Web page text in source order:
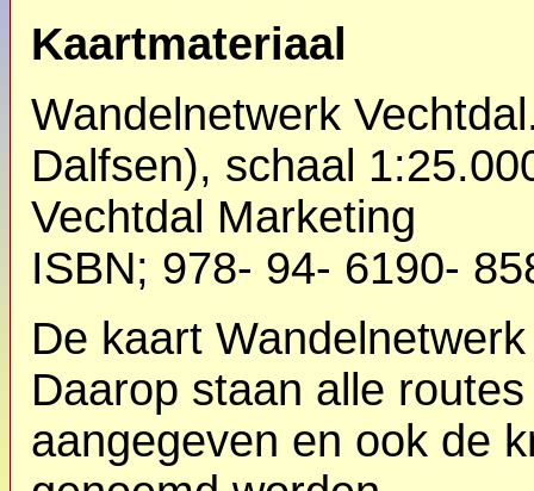
Kaartmateriaal
Wandelnetwerk
Dalfsen), schaal
Vechtdal Marketing
ISBN; 978- 94- 6190-
De kaart
Daarop staan alle
aangegeven en ook de